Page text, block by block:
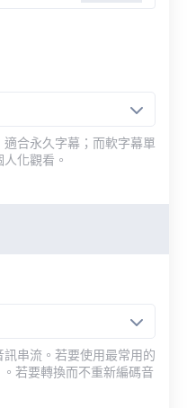
合永久字幕；而軟字幕單
化觀看。
串流。若要使用最常用的
若要轉換而不重新編碼音